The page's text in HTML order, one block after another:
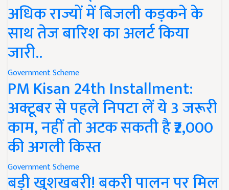
अधिक राज्यों में बिजली कड़कने के
साथ तेज बारिश का अलर्ट किया
जारी..
Government Scheme
PM Kisan 24th Installment:
अक्टूबर से पहले निपटा लें ये 3 जरूरी
काम, नहीं तो अटक सकती है ₹2,000
की अगली किस्त
Government Scheme
बड़ी खुशखबरी! बकरी पालन पर मिल